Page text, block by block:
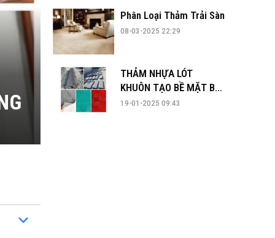
Phân Loại Thảm Trải Sàn
08-03-2025 22:29
THẢM NHỰA LÓT
KHUÔN TẠO BỀ MẶT BÓ
VỈA
19-01-2025 09:43